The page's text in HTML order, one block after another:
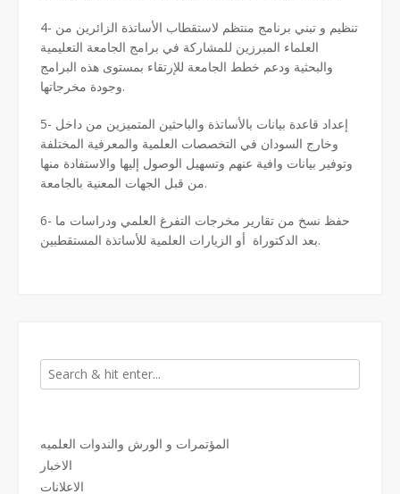
4- تنظيم و تبني برنامج منتظم لاستقطاب الأساتذة الزائرين من
العلماء المبرزين للمشاركة في برامج الجامعة التعليمية
والبحثية ودعم خطط الجامعة للإرتقاء بمستوى هذه البرامج
وجودة مخرجاتها.
5- إعداد قاعدة بيانات بالأساتذة والباحثين المتميزين من داخل
وخارج السودان في التخصصات العلمية والمعرفية المختلفة
وتوفير بيانات وافية عنهم وتسهيل الوصول إليها والاستفادة منها
من قبل الجهات المعنية بالجامعة.
6- حفظ نسخ من تقارير مخرجات التفرغ العلمي ودراسات ما
بعد الدكتوراة أو الزيارات العلمية للأساتذة المستقطبين.
المؤتمرات و الورش والندوات العلميه
الاخبار
الاعلانات